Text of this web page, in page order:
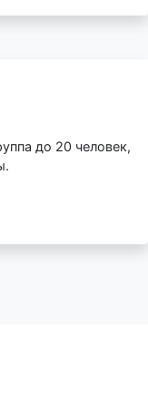
до 20 человек,